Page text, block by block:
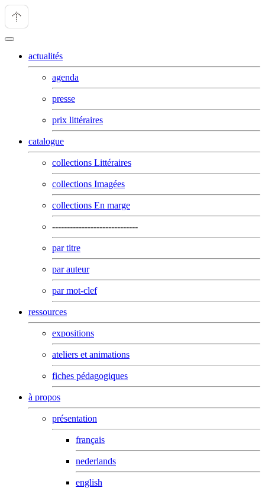
actualités
agenda
presse
prix littéraires
catalogue
collections Littéraires
collections Imagées
collections En marge
-----------------------------
par titre
par auteur
par mot-clef
ressources
expositions
ateliers et animations
fiches pédagogiques
à propos
présentation
français
nederlands
english